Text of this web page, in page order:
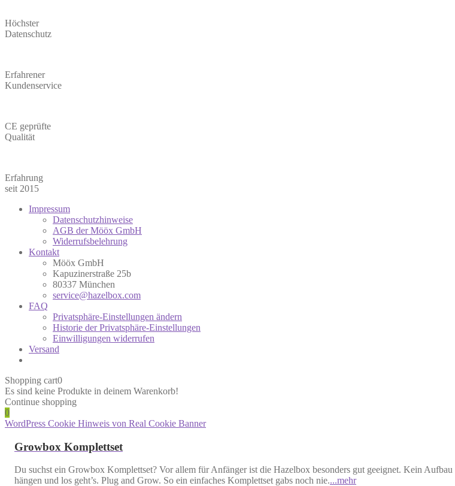
Höchster
Datenschutz
Erfahrener
Kundenservice
CE geprüfte
Qualität
Erfahrung
seit 2015
Impressum
Datenschutzhinweise
AGB der Mööx GmbH
Widerrufsbelehrung
Kontakt
Mööx GmbH
Kapuzinerstraße 25b
80337 München
service@hazelbox.com
FAQ
Privatsphäre-Einstellungen ändern
Historie der Privatsphäre-Einstellungen
Einwilligungen widerrufen
Versand
Shopping cart0
Es sind keine Produkte in deinem Warenkorb!
Continue shopping
0
WordPress Cookie Hinweis von Real Cookie Banner
Growbox Komplettset
Du suchst ein Growbox Komplettset? Vor allem für Anfänger ist die Hazelbox besonders gut geeignet. Kein
hängen und los geht’s. Plug and Grow. So ein einfaches Komplettset gabs noch nie....mehr